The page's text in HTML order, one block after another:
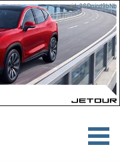
erid: 2SDnjcd9bNb